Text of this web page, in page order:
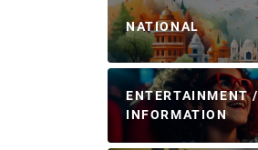
NATIONAL
ENTERTAINMENT /
INFORMATION